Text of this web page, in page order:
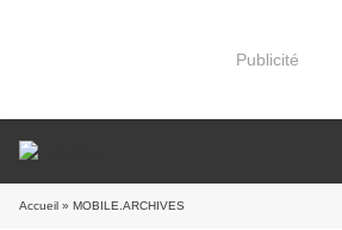
Publicité
Accueil » MOBILE.ARCHIVES